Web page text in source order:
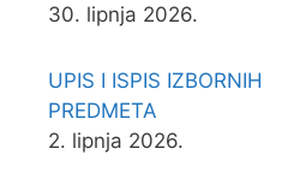
30. lipnja 2026.
UPIS I ISPIS IZBORNIH
PREDMETA
2. lipnja 2026.